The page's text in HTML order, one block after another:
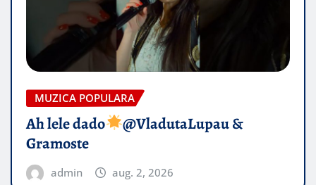
MUZICA POPULARA
Ah lele dado​
@VladutaLupau &
Gramoste
admin aug. 2, 2026